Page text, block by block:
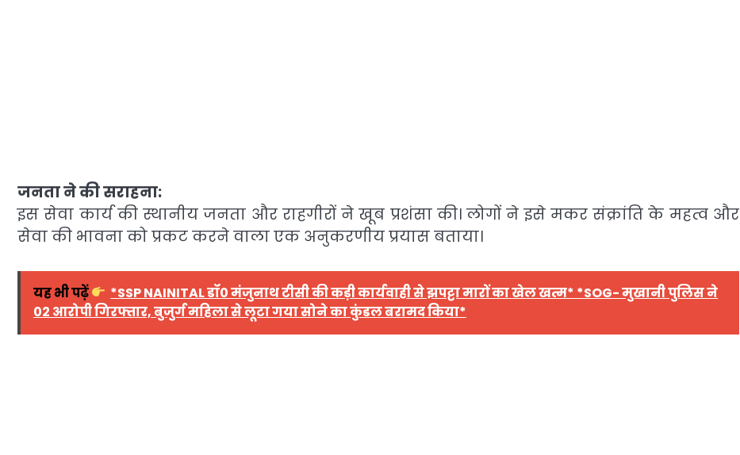
जनता ने की सराहना:
इस सेवा कार्य की स्थानीय जनता और राहगीरों ने खूब प्रशंसा की। लोगों ने इसे मकर संक्रांति के महत्व और
सेवा की भावना को प्रकट करने वाला एक अनुकरणीय प्रयास बताया।
यह भी पढ़ें
*SSP NAINITAL डॉ0 मंजुनाथ टीसी की कड़ी कार्यवाही से झपट्टा मारों का खेल खत्म* *SOG- मुखानी पुलिस ने
02 आरोपी गिरफ्तार, बुजुर्ग महिला से लूटा गया सोने का कुंडल बरामद किया*